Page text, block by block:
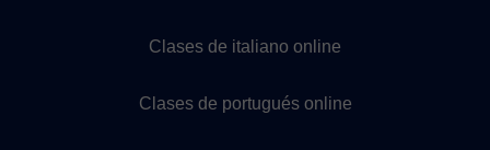
Clases de italiano online
Clases de portugués online